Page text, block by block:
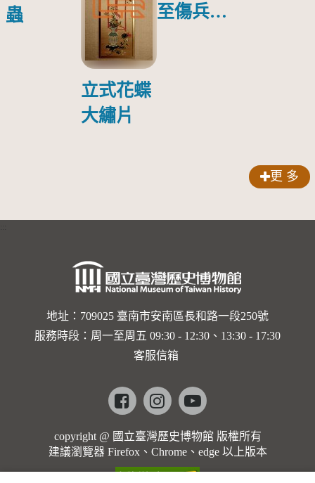
蟲
立式花蝶
大繡片
至傷兵醫
傷日本戰
更 多
地址：709025 臺南市安南區長和路一段250號
服務時段：周一至周五 09:30 - 12:30、13:30 - 17:30
客服信箱
Facebookinstagramyoutube
copyright @ 國立臺灣歷史博物館 版權所有
建議瀏覽器 Firefox、Chrome、edge 以上版本